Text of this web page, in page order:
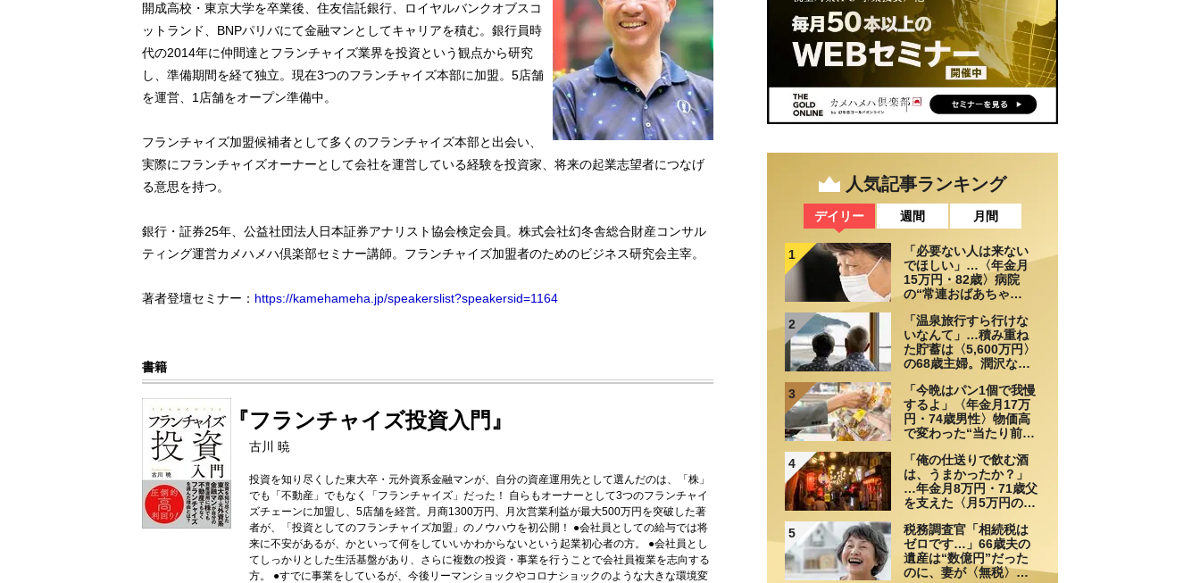
開成高校・東京大学を卒業後、住友信託銀行、ロイヤルバンクオブスコ
ットランド、BNPパリバにて金融マンとしてキャリアを積む。銀行員時
代の2014年に仲間達とフランチャイズ業界を投資という観点から研究
し、準備期間を経て独立。現在3つのフランチャイズ本部に加盟。5店舗
を運営、1店舗をオープン準備中。
フランチャイズ加盟候補者として多くのフランチャイズ本部と出会い、
実際にフランチャイズオーナーとして会社を運営している経験を投資家、将来の起業志望者につなげ
る意思を持つ。
銀行・証券25年、公益社団法人日本証券アナリスト協会検定会員。株式会社幻冬舎総合財産コンサル
ティング運営カメハメハ倶楽部セミナー講師。フランチャイズ加盟者のためのビジネス研究会主宰。
著者登壇セミナー： https://kamehameha.jp/speakerslist?speakersid=1164
書籍
『フランチャイズ投資入門』
古川 暁
投資を知り尽くした東大卒・元外資系金融マンが、自分の資産運用先として選んだのは、「株」
でも「不動産」でもなく「フランチャイズ」だった！ 自らもオーナーとして3つのフランチャイ
ズチェーンに加盟し、5店舗を経営。月商1300万円、月次営業利益が最大500万円を突破した著
者が、「投資としてのフランチャイズ加盟」のノウハウを初公開！ ●会社員としての給与では将
来に不安があるが、かといって何をしていいかわからないという起業初心者の方。 ●会社員とし
てしっかりとした生活基盤があり、さらに複数の投資・事業を行うことで会社員複業を志向する
方。 ●すでに事業をしているが、今後リーマンショックやコロナショックのような大きな環境変
人気記事ランキング
デイリー 週間 月間
1
「必要ない人は来ない
でほしい」…〈年金月
15万円・82歳〉病院
の“常連おばあちゃ
社員の本音。それでも
通い続ける理由
2
「温泉旅行すら行けな
いなんて」…積み重ね
た貯蓄は〈5,600万円〉
の68歳主婦。潤沢な老
「馬鹿だった」肩を落
とす理由
3
「今晩はパン1個で我慢
するよ」〈年金月17万
円・74歳男性〉物価高
で変わった“当たり前の
4
「俺の仕送りで飲む酒
は、うまかったか？」
…年金月8万円・71歳父
を支えた〈月5万円の援
5
税務調査官「相続税は
ゼロです…」66歳夫の
遺産は“数億円”だった
のに、妻が〈無税〉で